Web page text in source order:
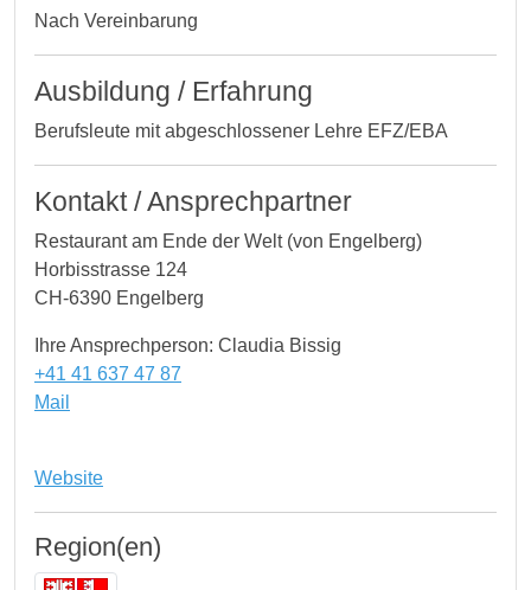
Nach Vereinbarung
Ausbildung / Erfahrung
Berufsleute mit abgeschlossener Lehre EFZ/EBA
Kontakt / Ansprechpartner
Restaurant am Ende der Welt (von Engelberg)
Horbisstrasse 124
CH-6390 Engelberg
Ihre Ansprechperson: Claudia Bissig
+41 41 637 47 87
Mail
Website
Region(en)